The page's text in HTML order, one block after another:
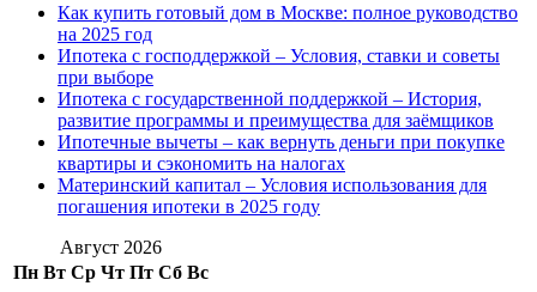
Как купить готовый дом в Москве: полное руководство
на 2025 год
Ипотека с господдержкой – Условия, ставки и советы
при выборе
Ипотека с государственной поддержкой – История,
развитие программы и преимущества для заёмщиков
Ипотечные вычеты – как вернуть деньги при покупке
квартиры и сэкономить на налогах
Материнский капитал – Условия использования для
погашения ипотеки в 2025 году
Август 2026
Пн Вт Ср Чт Пт Сб Вс